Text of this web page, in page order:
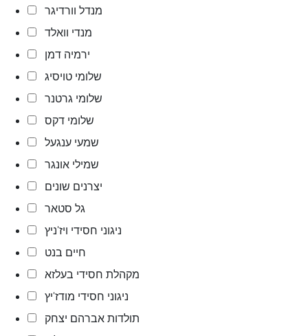
מנדל וורדיגר
מנדי וואלד
ירמיה דמן
שלומי טויסיג
שלומי גרטנר
שלומי דקס
שמעי ענגעל
שמילי אונגר
יצרנים שונים
גל סטאר
ניגוני חסידי ויז'ניץ
חיים בנט
מקהלת חסידי בעלזא
ניגוני חסידי מודז'יץ
תולדות אברהם יצחק